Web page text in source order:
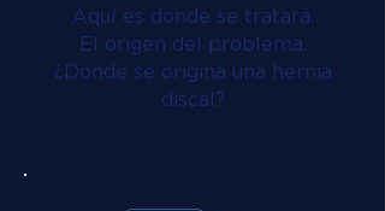
Aquí es donde se tratará.
El origen del problema.
¿Donde se origina una hernia
discal?